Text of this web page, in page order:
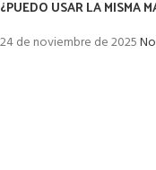
¿PUEDO USAR LA MISMA
24 de noviembre de 2025